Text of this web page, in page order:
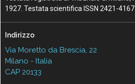
1927. Testata scientifica ISSN 2421-4167
Indirizzo
Via Moretto da Brescia, 22
Milano - Italia
CAP 20133